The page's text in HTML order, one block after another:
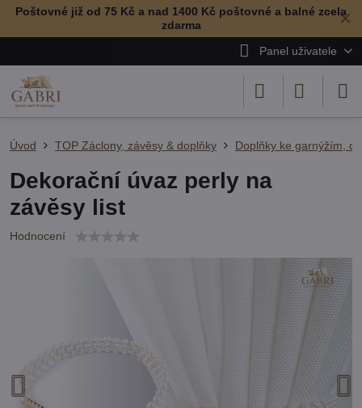
✕
Poštovné již od 75 Kč a nad 1400 Kč poštovné a balné zcela
zdarma
Panel uživatele
Úvod TOP Záclony, závěsy & doplňky Doplňky ke garnýžím,
Dekorační úvaz perly na
závěsy list
Hodnocení